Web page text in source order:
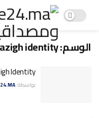
الوسم:identity
Identity
بواسطة: